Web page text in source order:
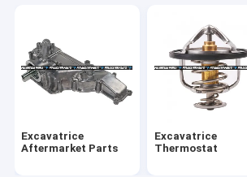
Refroidisseur de valve de RGE
Collecteur d'admission
Assemblée d'injecteur de carburant
Pièces de vilebrequin de moteur
Excavatrice
Aftermarket Parts
Excavatrice
Thermostat